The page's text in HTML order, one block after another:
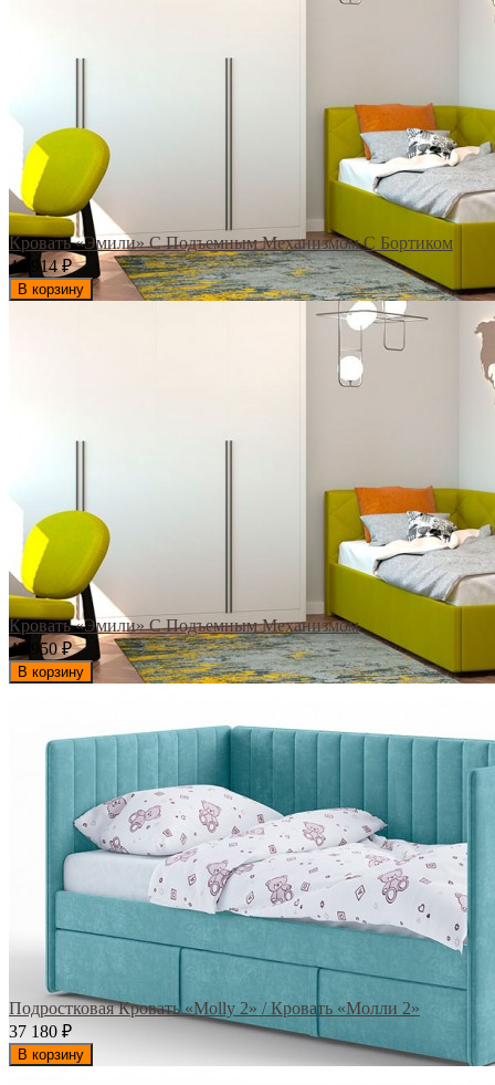
Кровать «Эмили» С Подъемным Механизмом С Бортиком
46 914₽
В корзину
Кровать «Эмили» С Подъемным Механизмом
42 950₽
В корзину
Подростковая Кровать «Molly 2» / Кровать «Молли 2»
37 180 ₽
В корзину